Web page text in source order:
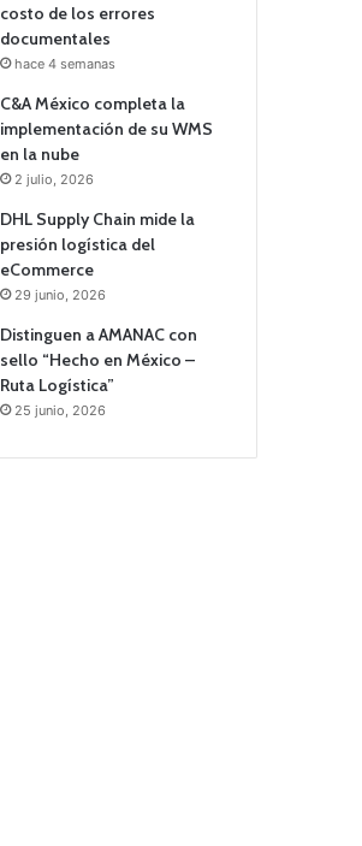
costo de los errores
documentales
hace 4 semanas
C&A México completa la
implementación de su WMS
en la nube
2 julio, 2026
DHL Supply Chain mide la
presión logística del
eCommerce
29 junio, 2026
Distinguen a AMANAC con
sello “Hecho en México –
Ruta Logística”
25 junio, 2026